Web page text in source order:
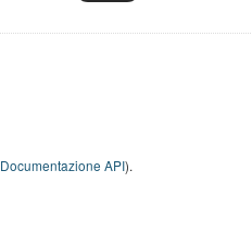
Documentazione API).